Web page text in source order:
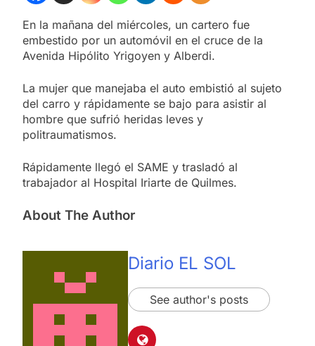
En la mañana del miércoles, un cartero fue
embestido por un automóvil en el cruce de la
Avenida Hipólito Yrigoyen y Alberdi.
La mujer que manejaba el auto embistió al sujeto
del carro y rápidamente se bajo para asistir al
hombre que sufrió heridas leves y
politraumatismos.
Rápidamente llegó el SAME y trasladó al
trabajador al Hospital Iriarte de Quilmes.
About The Author
Diario EL SOL
See author's posts